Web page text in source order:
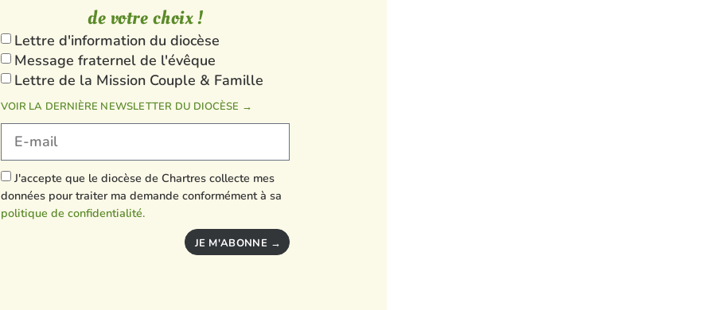
de votre choix !
Lettre d'information du diocèse
Message fraternel de l'évêque
Lettre de la Mission Couple & Famille
VOIR LA DERNIÈRE NEWSLETTER DU DIOCÈSE →
J'accepte que le diocèse de Chartres collecte mes
données pour traiter ma demande conformément à sa
politique de confidentialité.
JE M'ABONNE →